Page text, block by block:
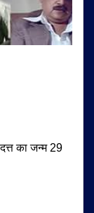
का जन्म 29